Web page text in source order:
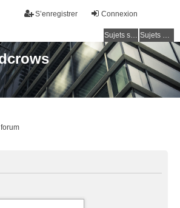
Connexion
S’enregistrer
Sujets sans réponse Sujets actifs